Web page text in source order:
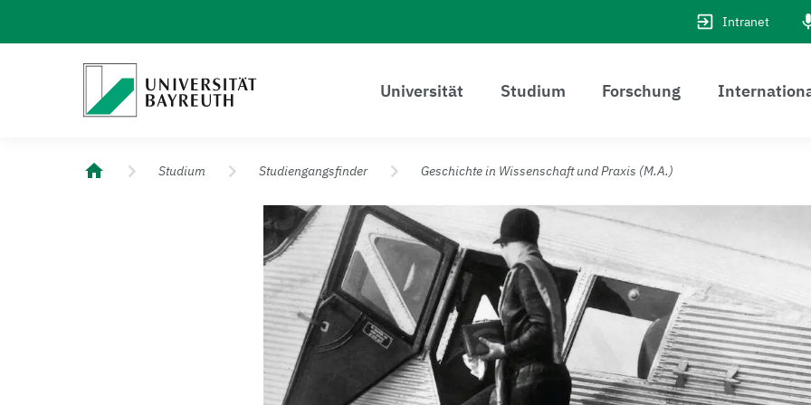
Intranet
Logo Universität Bayreuth
Universität Studium Forschung
Universität Bayreuth – Deine Top-Campus-Uni
Studium Studiengangsfinder Geschichte in Wissenschaft und Praxis (M.A.)